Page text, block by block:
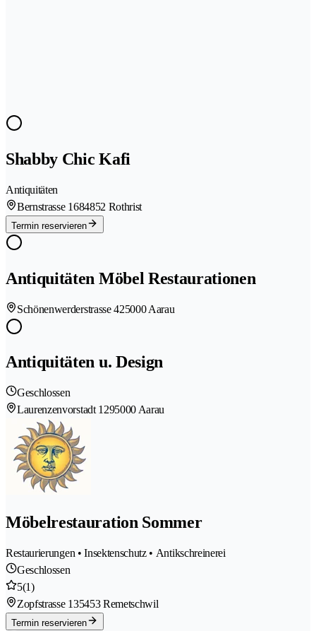
Shabby Chic Kafi
Antiquitäten
Bernstrasse 1684852 Rothrist
Termin reservieren
Antiquitäten Möbel Restaurationen
Schönenwerderstrasse 425000 Aarau
Antiquitäten u. Design
Geschlossen
Laurenzenvorstadt 1295000 Aarau
Möbelrestauration Sommer
Restaurierungen • Insektenschutz • Antikschreinerei
Geschlossen
5(1)
Zopfstrasse 135453 Remetschwil
Termin reservieren